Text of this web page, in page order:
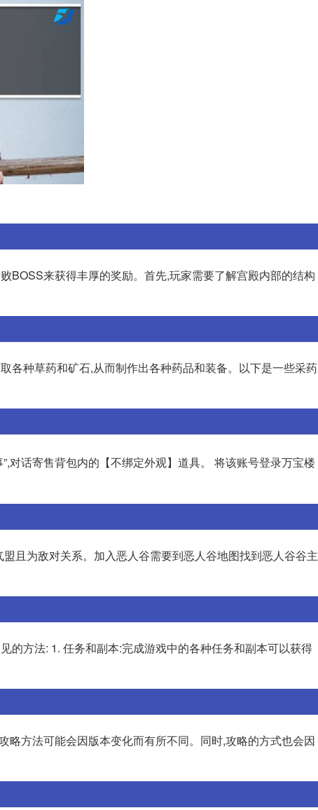
BOSS来获得丰厚的奖励。首先,玩家需要了解宫殿内部的结构
各种草药和矿石,从而制作出各种药品和装备。以下是一些采药
”,对话寄售背包内的【不绑定外观】道具。 将该账号登录万宝楼
且为敌对关系。加入恶人谷需要到恶人谷地图找到恶人谷谷主
的方法: 1. 任务和副本:完成游戏中的各种任务和副本可以获得
略方法可能会因版本变化而有所不同。同时,攻略的方式也会因